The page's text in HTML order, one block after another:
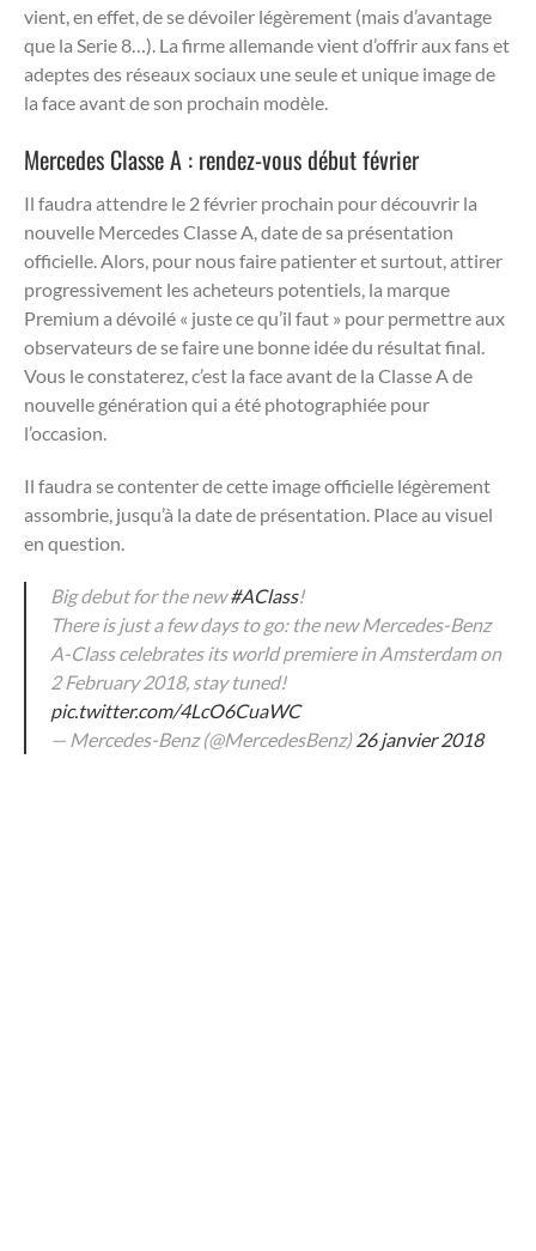
vient, en effet, de se dévoiler légèrement (mais d’avantage
que la Serie 8…). La firme allemande vient d’offrir aux fans et
adeptes des réseaux sociaux une seule et unique image de
la face avant de son prochain modèle.
Mercedes Classe A : rendez-vous début février
Il faudra attendre le 2 février prochain pour découvrir la
nouvelle Mercedes Classe A, date de sa présentation
officielle. Alors, pour nous faire patienter et surtout, attirer
progressivement les acheteurs potentiels, la marque
Premium a dévoilé « juste ce qu’il faut » pour permettre aux
observateurs de se faire une bonne idée du résultat final.
Vous le constaterez, c’est la face avant de la Classe A de
nouvelle génération qui a été photographiée pour
l’occasion.
Il faudra se contenter de cette image officielle légèrement
assombrie, jusqu’à la date de présentation. Place au visuel
en question.
Big debut for the new#AClass!
There is just a few days to go: the new Mercedes-Benz
A-Class celebrates its world premiere in Amsterdam on
2 February 2018, stay tuned!
pic.twitter.com/4LcO6CuaWC
— Mercedes-Benz (@MercedesBenz)26 janvier 2018